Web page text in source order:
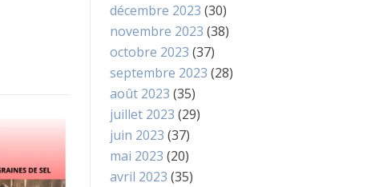
décembre 2023 (30)
novembre 2023 (38)
octobre 2023 (37)
septembre 2023 (28)
août 2023 (35)
juillet 2023 (29)
juin 2023 (37)
mai 2023 (20)
avril 2023 (35)